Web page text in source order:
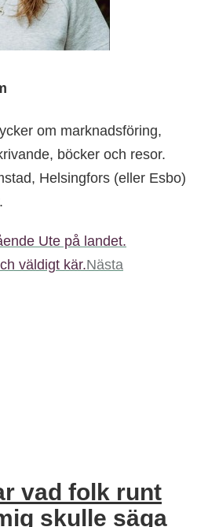
om marknadsföring,
böcker och resor.
Helsingfors (eller Esbo)
Ute på landet.
väldigt kär.Nästa
vad folk runt
skulle säga